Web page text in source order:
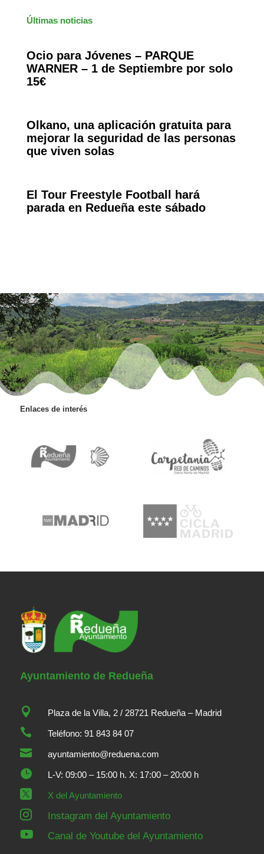
Últimas noticias
Ocio para Jóvenes – PARQUE
WARNER – 1 de Septiembre por solo
15€
Olkano, una aplicación gratuita para
mejorar la seguridad de las personas
que viven solas
El Tour Freestyle Football hará
parada en Redueña este sábado
Enlaces de interés
Ayuntamiento de Redueña
 Plaza de la Villa, 2 / 28721 Redueña – Madrid
 Teléfono: 91 843 84 07
 ayuntamiento@reduena.com
 L-V: 09:00 – 15:00 h. X: 17:00 – 20:00 h
 X del Ayuntamiento
 Instagram del Ayuntamiento
 Canal de Youtube del Ayuntamiento